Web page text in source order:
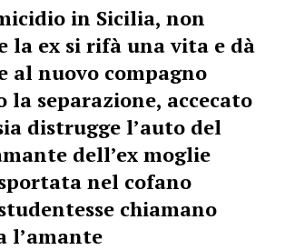
in Sicilia, non
la ex si rifà una vita e dà
al nuovo compagno
la separazione, accecato
distrugge l’auto del
dell’ex moglie
nel cofano
chiamano
l’amante